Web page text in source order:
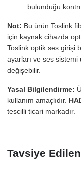
bulunduğu
Not: Bu ürün Toslink
için kaynak cihazda
Toslink optik ses girişi
ayarları ve ses
değişebilir.
Yasal Bilgilendirme:
kullanım amaçlıdır.
tescilli ticari markadır.
Tavsiye